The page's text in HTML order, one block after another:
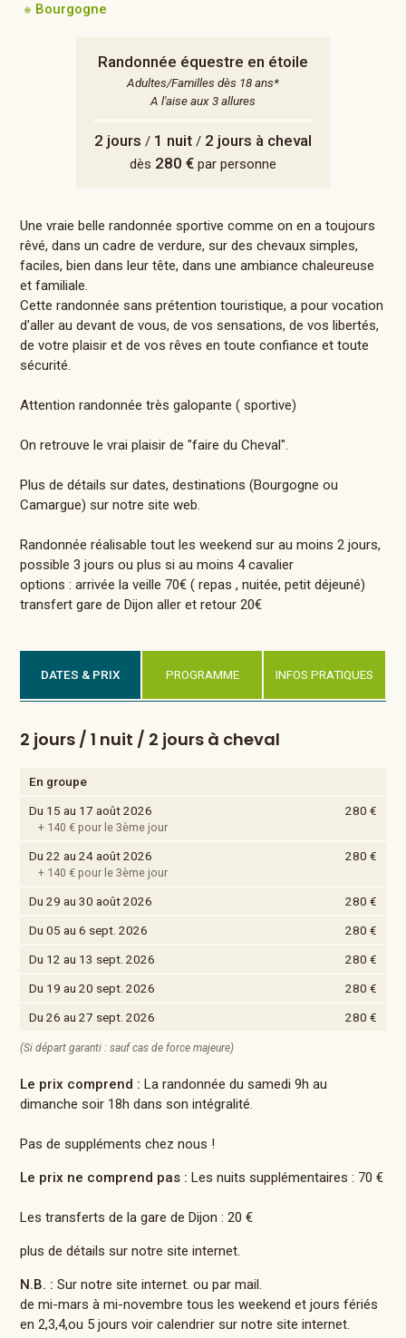
Randonnée équestre en étoile
Adultes/Familles dès 18 ans*
A l'aise aux 3 allures
2 jours / 1 nuit/ 2 jours à cheval
dès 280 €par personne
※ Bourgogne
Une vraie belle randonnée sportive comme on en a toujours
rêvé, dans un cadre de verdure, sur des chevaux simples,
faciles, bien dans leur tête, dans une ambiance chaleureuse
et familiale.
Cette randonnée sans prétention touristique, a pour vocation
d'aller au devant de vous, de vos sensations, de vos libertés,
de votre plaisir et de vos rêves en toute confiance et toute
sécurité.
Attention randonnée très galopante ( sportive)
On retrouve le vrai plaisir de "faire du Cheval".
Plus de détails sur dates, destinations (Bourgogne ou
Camargue) sur notre site web.
Randonnée réalisable tout les weekend sur au moins 2 jours,
possible 3 jours ou plus si au moins 4 cavalier
options : arrivée la veille 70€ ( repas , nuitée, petit déjeuné)
transfert gare de Dijon aller et retour 20€
DATES & PRIX PROGRAMME INFOS PRATIQUES
2 jours / 1 nuit / 2 jours à cheval
En groupe
Du 15 au 17 août 2026
280 €
+ 140 € pour le 3ème jour
Du 22 au 24 août 2026 280 €
+ 140 € pour le 3ème jour
Du 29 au 30 août 2026
280 €
Du 05 au 6 sept. 2026
280 €
Du 12 au 13 sept. 2026
280 €
Du 19 au 20 sept. 2026
280 €
Du 26 au 27 sept. 2026
280 €
(Si départ garanti : sauf cas de force majeure)
Le prix comprend : La randonnée du samedi 9h au
dimanche soir 18h dans son intégralité.
Pas de suppléments chez nous !
Le prix ne comprend pas : Les nuits supplémentaires : 70 €
Les transferts de la gare de Dijon : 20 €
plus de détails sur notre site internet.
N.B. : Sur notre site internet. ou par mail.
de mi-mars à mi-novembre tous les weekend et jours fériés
en 2,3,4,ou 5 jours voir calendrier sur notre site internet.